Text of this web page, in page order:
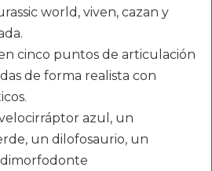
world, viven, cazan y
cinco puntos de articulación
de forma realista con
azul, un
un dilofosaurio, un